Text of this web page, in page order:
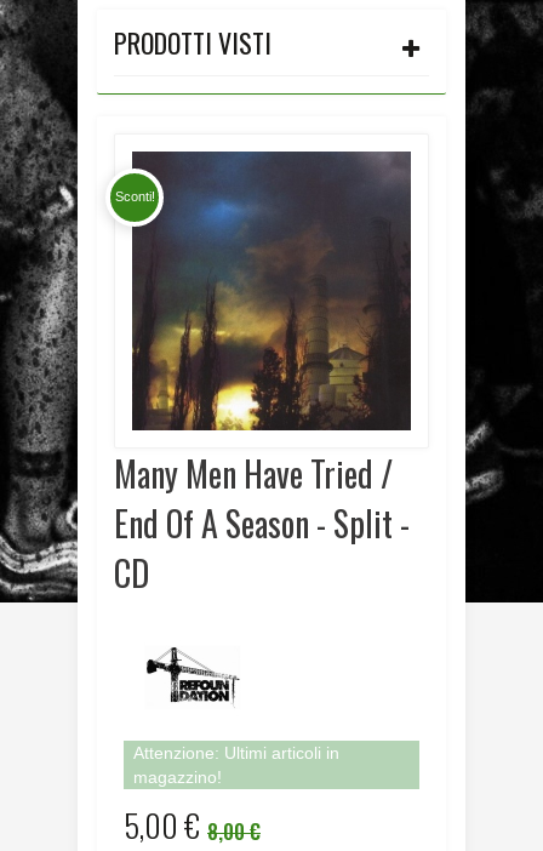
PRODOTTI VISTI
Sconti!
Many Men Have Tried /
End Of A Season - Split -
CD
Attenzione: Ultimi articoli in
magazzino!
5,00 € 8,00 €